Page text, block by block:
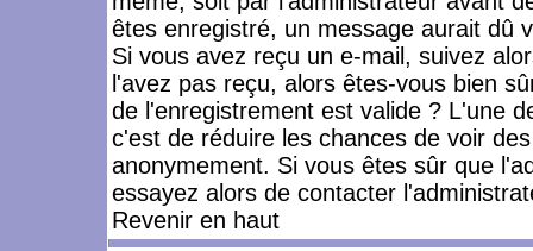
êtes enregistré, un message aurait dû
Si vous avez reçu un e-mail, suivez
l'avez pas reçu, alors êtes-vous bien
de l'enregistrement est valide ? L'une
c'est de réduire les chances de voir
anonymement. Si vous êtes sûr que
essayez alors de contacter
Revenir en haut